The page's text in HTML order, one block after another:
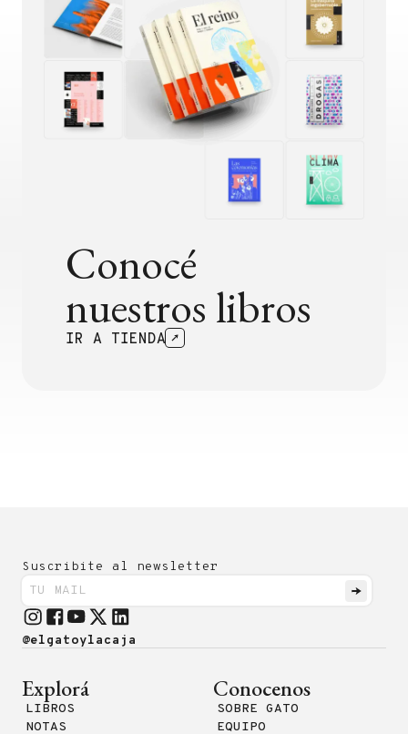
Conocé
nuestros libros
IR A TIENDA
Suscribite al newsletter
@elgatoylacaja
Explorá
LIBROS
NOTAS
Conocenos
SOBRE GATO
EQUIPO